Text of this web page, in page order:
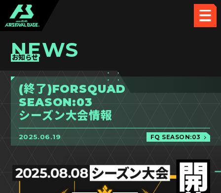
NEWS
お知らせ
(終了)FORSQUAD
SEASON:03
シーズン大会情報
2025.06.19 FQ SEASON:03